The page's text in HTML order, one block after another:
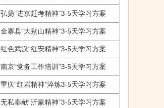
弘扬“进京赶考精神”3-5天学习方案
金寨县“大别山精神”3-5天学习方案
红色武汉“红安精神”3-5天学习方案
南京“党务工作培训”3-5天学习方案
重庆“红岩精神”淬炼3-5天学习方案
无私奉献“沂蒙精神”3-5天学习方案